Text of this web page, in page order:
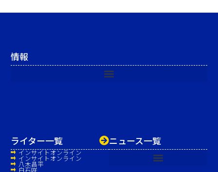
ニュース一覧
ライター一覧
インサイトオンライン
インサイトオンライン
八木昌平
白石咲
情報